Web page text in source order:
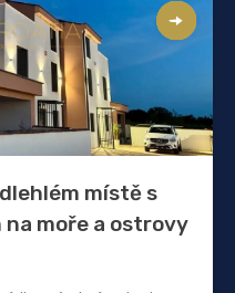
místě s
moře a ostrovy